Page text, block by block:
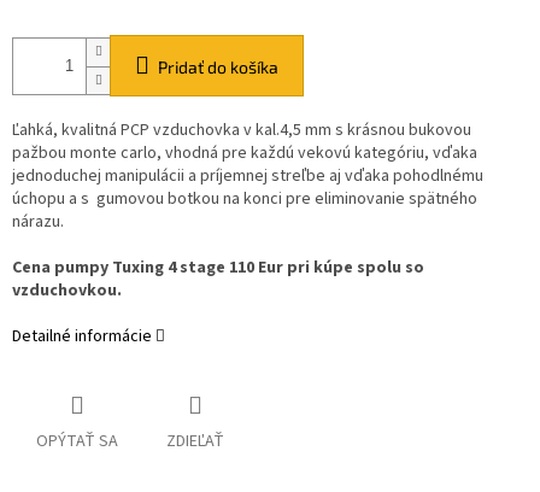
Pridať do košíka
Ľahká, kvalitná PCP vzduchovka v kal.4,5 mm s krásnou bukovou
pažbou monte carlo, vhodná pre každú vekovú kategóriu, vďaka
jednoduchej manipulácii a príjemnej streľbe aj vďaka pohodlnému
úchopu a s gumovou botkou na konci pre eliminovanie spätného
nárazu.
Cena pumpy Tuxing 4 stage 110 Eur pri kúpe spolu so
vzduchovkou.
Detailné informácie
OPÝTAŤ SA ZDIEĽAŤ